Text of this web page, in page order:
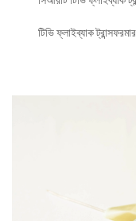
টিভি ফ্লাইব্যাক